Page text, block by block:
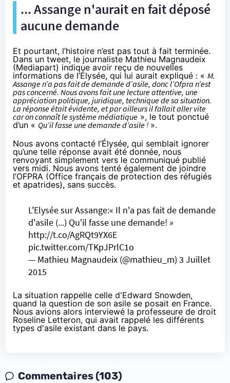
... Assange n'aurait en fait déposé
aucune demande
Et pourtant, l’histoire n’est pas tout à fait terminée.
Dans un tweet, le journaliste Mathieu Magnaudeix
(Mediapart) indique avoir reçu de nouvelles
informations de l’Élysée, qui lui aurait expliqué : « M.
Assange n’a pas fait de demande d’asile, donc l’Ofpra n’est
pas concerné. Nous avons fait une lecture attentive, une
appréciation politique, juridique, technique de sa situation.
La réponse était évidente, et par ailleurs il fallait aller vite
car on connaît le système médiatique », le tout ponctué
d’un « Qu’il fasse une demande d’asile ! ».
Nous avons contacté l’Élysée, qui semblait ignorer
qu’une telle réponse avait été donnée, nous
renvoyant simplement vers le communiqué publié
vers midi. Nous avons tenté également de joindre
l’OFPRA (Office français de protection des réfugiés
et apatrides), sans succès.
L'Elysée sur Assange:« Il n'a pas fait de demande
d'asile (...) Qu'il fasse une demande! »
http://t.co/AgRQt9YX6E
pic.twitter.com/TKpJPrlC1o
— Mathieu Magnaudeix (@mathieu_m) 3 Juillet
2015
La situation rappelle celle d'Edward Snowden,
quand la question de son asile se posait en France.
Nous avions alors interviewé la professeure de droit
Roseline Letteron, qui avait rappelé les différents
types d'asile existant dans le pays.
Commentaires (103)